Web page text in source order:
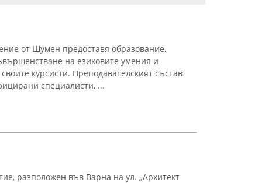
от Шумен предоставя образование,
на езиковите умения и
курсисти. Преподавателският състав
специалисти, ...
разположен във Варна на ул. „Архитект